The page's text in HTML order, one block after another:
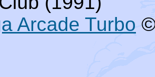
Arcade Turbo